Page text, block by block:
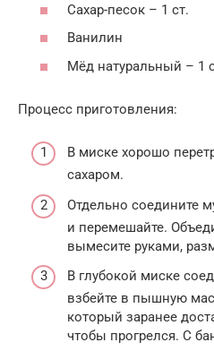
Сахар-песок – 1 ст.
Ванилин
Мёд натуральный – 1
Процесс приготовления:
В миске хорошо
сахаром.
Отдельно соедините
и перемешайте.
вымесите руками,
В глубокой миске
взбейте в пышную
который заранее
чтобы прогрелся. С